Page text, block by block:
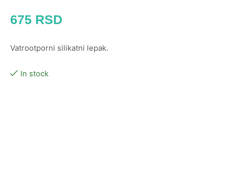
675 RSD
Vatrootporni silikatni lepak.
In stock